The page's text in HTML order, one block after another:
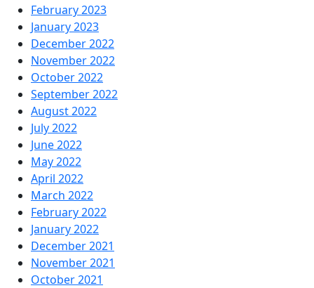
February 2023
January 2023
December 2022
November 2022
October 2022
September 2022
August 2022
July 2022
June 2022
May 2022
April 2022
March 2022
February 2022
January 2022
December 2021
November 2021
October 2021